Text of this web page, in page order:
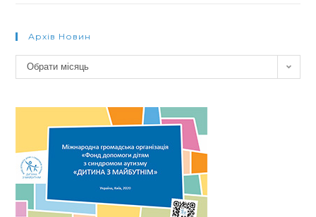
Архів Новин
Архів
новин
Обрати місяць